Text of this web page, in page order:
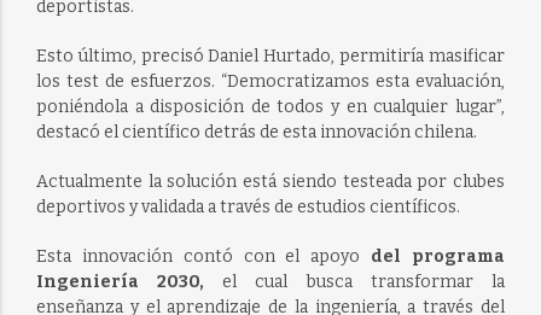
deportistas.
Esto último, precisó Daniel Hurtado, permitiría masificar
los test de esfuerzos. “Democratizamos esta evaluación,
poniéndola a disposición de todos y en cualquier lugar”,
destacó el científico detrás de esta innovación chilena.
Actualmente la solución está siendo testeada por clubes
deportivos y validada a través de estudios científicos.
Esta innovación contó con el apoyo del programa
Ingeniería 2030,el cual busca transformar la
enseñanza y el aprendizaje de la ingeniería, a través del